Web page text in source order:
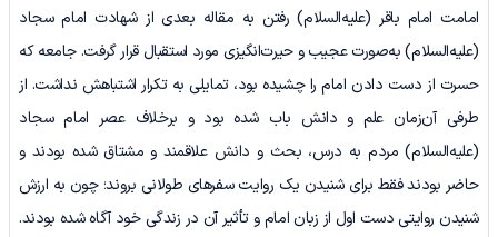
امامت امام باقر (علیه‌السلام) رفتن به مقاله بعدی از شهادت امام سجاد
(علیه‌السلام) به‌صورت عجیب و حیرت‌انگیزی مورد استقبال قرار گرفت. جامعه که
حسرت از دست دادن امام را چشیده بود، تمایلی به تکرار اشتباهش نداشت. از
طرفی آن‌زمان علم و دانش باب شده بود و برخلاف عصر امام سجاد
(علیه‌السلام) مردم به درس، بحث و دانش علاقمند و مشتاق شده بودند و
حاضر بودند فقط برای شنیدن یک روایت سفرهای طولانی بروند؛ چون به ارزش
شنیدن روایتی دست اول از زبان امام و تأثیر آن در زندگی خود آگاه شده بودند.